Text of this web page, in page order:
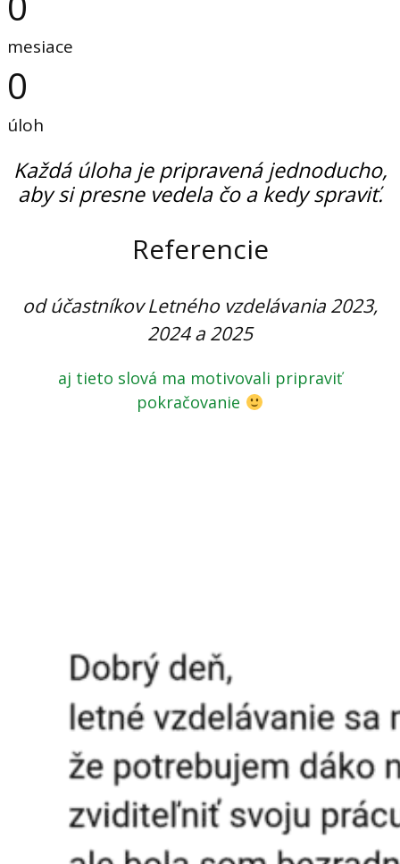
mesiace
0
úloh
Každá úloha je pripravená jednoducho,
aby si presne vedela čo a kedy spraviť.
Referencie
od účastníkov Letného vzdelávania 2023,
2024 a 2025
aj tieto slová ma motivovali pripraviť
pokračovanie